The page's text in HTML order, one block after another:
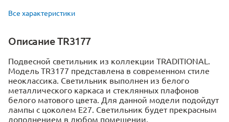
Все характеристики
Описание TR3177
Подвесной светильник из коллекции TRADITIONAL.
Модель TR3177 представлена в современном стиле
неоклассика. Светильник выполнен из белого
металлического каркаса и стеклянных плафонов
белого матового цвета. Для данной модели подойдут
лампы с цоколем Е27. Светильник будет прекрасным
дополнением в любом помещении.